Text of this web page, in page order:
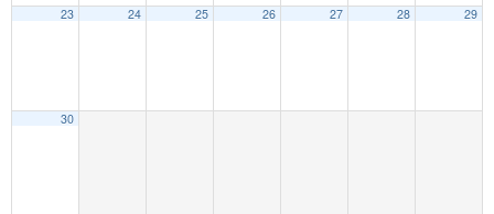
23 24 25 26 27 28 29
30